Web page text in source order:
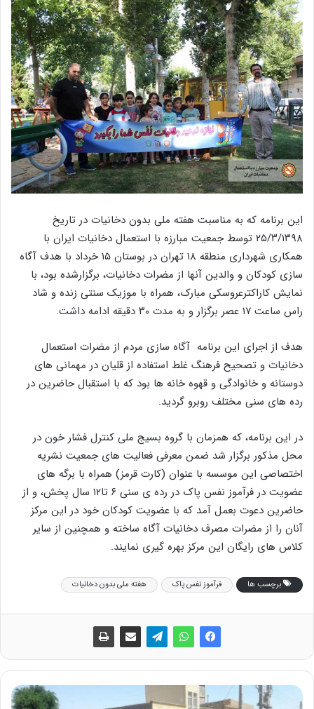
این برنامه که به مناسبت هفته ملی بدون دخانیات در تاریخ
۲۵/۳/۱۳۹۸ توسط جمعیت مبارزه با استعمال دخانیات ایران با
همکاری شهرداری منطقه ۱۸ تهران در بوستان ۱۵ خرداد با هدف آگاه
سازی کودکان و والدین آنها از مضرات دخانیات، برگزارشده بود، با
نمایش کاراکترعروسکی مبارک، همراه با موزیک سنتی زنده و شاد
راس ساعت ۱۷ عصر برگزار و به مدت ۳۰ دقیقه ادامه داشت.
هدف از اجرای این برنامه آگاه سازی مردم از مضرات استعمال
دخانیات و تصحیح فرهنگ غلط استفاده از قلیان در مهمانی های
دوستانه و خانوادگی و قهوه خانه ها بود که با استقبال حاضرین در
رده های سنی مختلف روبرو گردید.
در این برنامه، که همزمان با گروه بسیج ملی کنترل فشار خون در
محل مذکور برگزار شد ضمن معرفی فعالیت های جمعیت نشریه
اختصاصی این موسسه با عنوان (کارت قرمز) همراه با برگه های
عضویت در فرآموز نفس پاک در رده ی سنی ۶ تا۱۲ سال پخش، و از
حاضرین دعوت بعمل آمد که با عضویت کودکان خود در این مرکز
آنان را از مضرات مصرف دخانیات آگاه ساخته و همچنین از سایر
کلاس های رایگان این مرکز بهره گیری نمایند.
برچسب ها فرآموز نفس پاک هفته ملی بدون دخانیات